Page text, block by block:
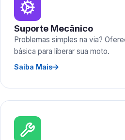
Suporte Mecânico
Problemas simples na via?
básica para liberar sua moto.
Saiba Mais